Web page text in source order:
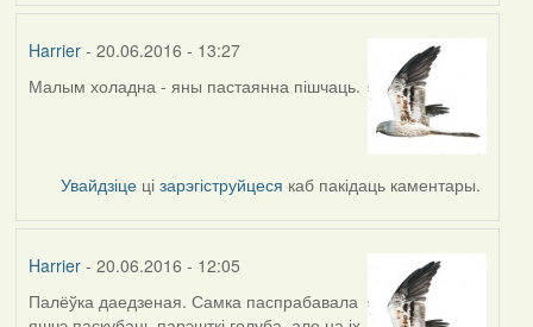
Harrier- 20.06.2016 - 13:27
Малым холадна - яны пастаянна пішчаць.
Увайдзіце цізарэгіструйцеся каб пакідаць каментары.
Harrier- 20.06.2016 - 12:05
Палёўка даедзеная. Самка паспрабавала